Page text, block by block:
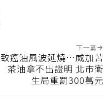
下一篇
致癌油風波延燒…威加苦
茶油拿不出證明 北市衛
生局重罰300萬元